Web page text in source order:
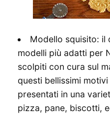
Modello squisito: il
modelli più adatti per
scolpiti con cura sul
questi bellissimi
presentati in una
pizza, pane, biscotti,